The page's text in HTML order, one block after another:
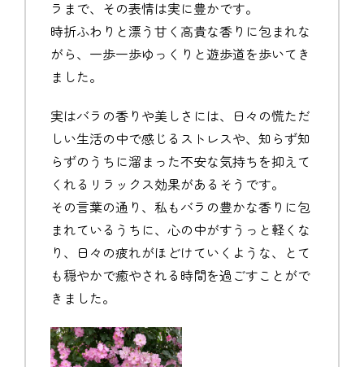
ラまで、その表情は実に豊かです。
時折ふわりと漂う甘く高貴な香りに包まれな
がら、一歩一歩ゆっくりと遊歩道を歩いてき
ました。
実はバラの香りや美しさには、日々の慌ただ
しい生活の中で感じるストレスや、知らず知
らずのうちに溜まった不安な気持ちを抑えて
くれるリラックス効果があるそうです。
その言葉の通り、私もバラの豊かな香りに包
まれているうちに、心の中がすうっと軽くな
り、日々の疲れがほどけていくような、とて
も穏やかで癒やされる時間を過ごすことがで
きました。